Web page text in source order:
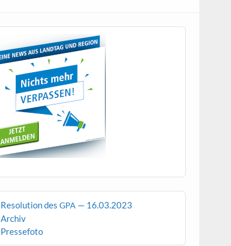
Resolution desGPA — 16.03.2023
Archiv
Pressefoto